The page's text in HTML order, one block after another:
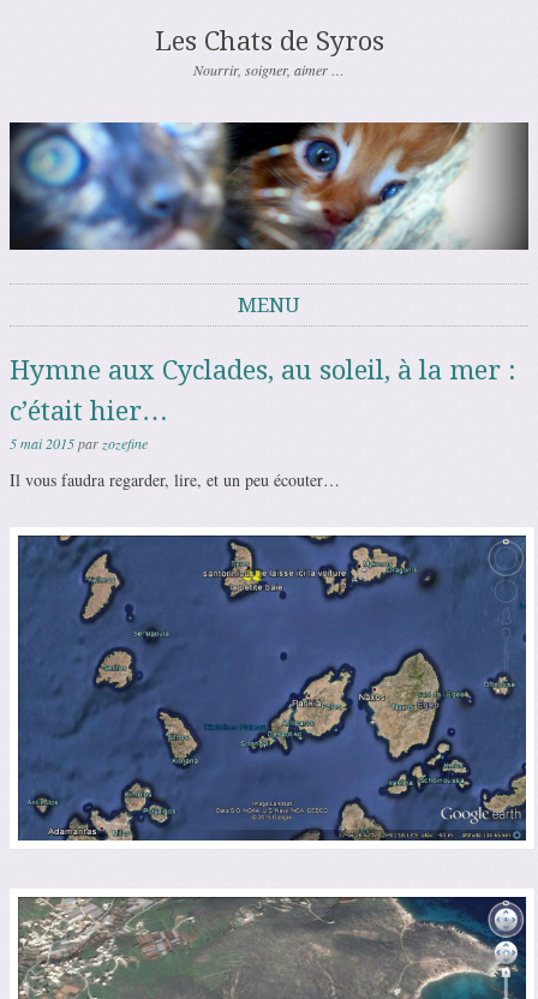
Les Chats de Syros
Nourrir, soigner, aimer …
MENU
Hymne aux Cyclades, au soleil, à la mer :
c’était hier…
5 mai 2015parzozefine
Il vous faudra regarder, lire, et un peu écouter…